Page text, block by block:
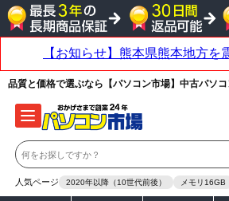
品質と価格で選ぶなら【パソコン市場】中古パソコ
人気ページ 2020年以降（10世代前後） メモリ16GB